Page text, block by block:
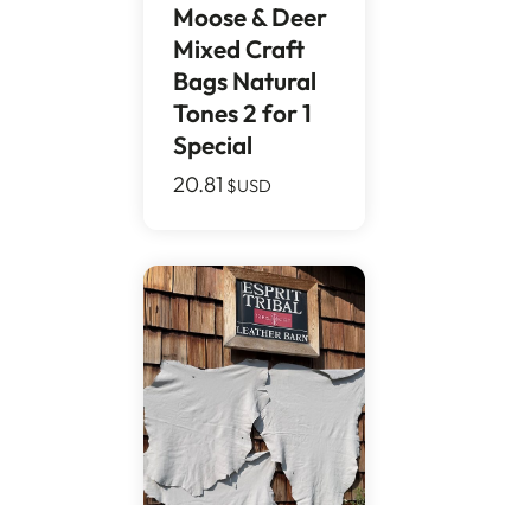
Moose & Deer
Mixed Craft
Bags Natural
Tones 2 for 1
Special
20.81 $USD